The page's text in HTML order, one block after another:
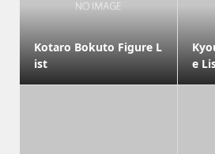
Kotaro Bokuto Figure L
ist
e